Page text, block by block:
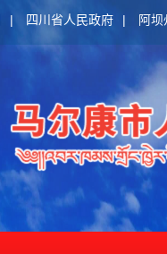
| 四川省人民政府 | 阿